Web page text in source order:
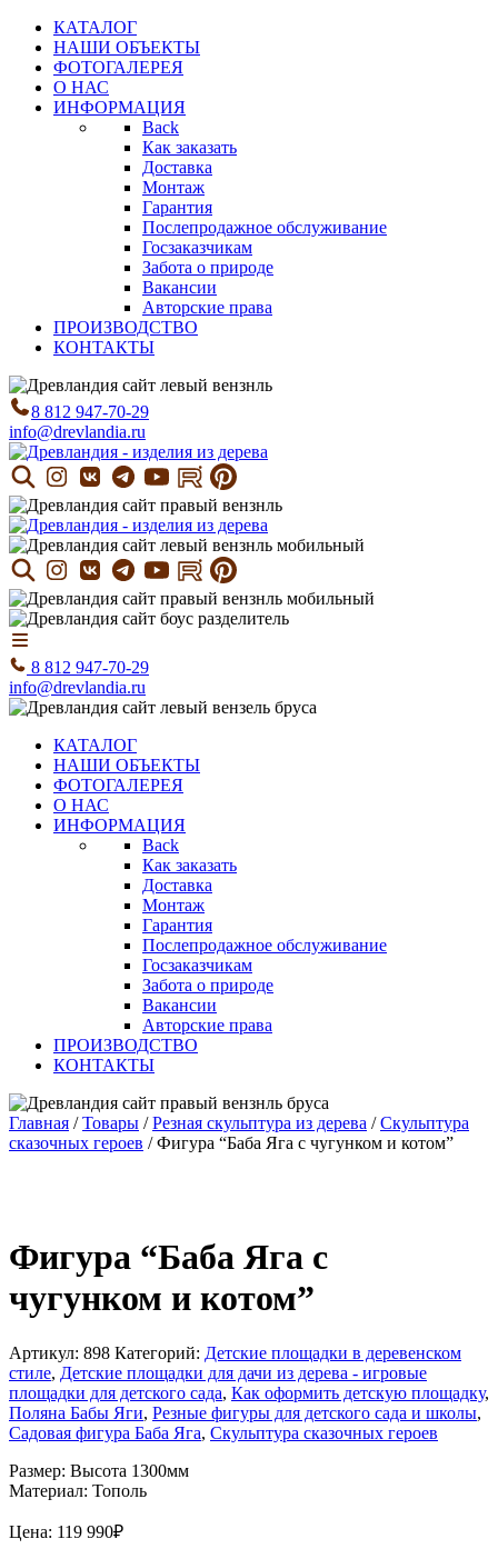
КАТАЛОГ
НАШИ ОБЪЕКТЫ
ФОТОГАЛЕРЕЯ
О НАС
ИНФОРМАЦИЯ
Back
Как заказать
Доставка
Монтаж
Гарантия
Послепродажное обслуживание
Госзаказчикам
Забота о природе
Вакансии
Авторские права
ПРОИЗВОДСТВО
КОНТАКТЫ
8 812 947-70-29
info@drevlandia.ru
8 812 947-70-29
info@drevlandia.ru
КАТАЛОГ
НАШИ ОБЪЕКТЫ
ФОТОГАЛЕРЕЯ
О НАС
ИНФОРМАЦИЯ
Back
Как заказать
Доставка
Монтаж
Гарантия
Послепродажное обслуживание
Госзаказчикам
Забота о природе
Вакансии
Авторские права
ПРОИЗВОДСТВО
КОНТАКТЫ
Главная /Товары /Резная скульптура из дерева /Скульптура
сказочных героев /Фигура “Баба Яга с чугунком и котом”
Фигура “Баба Яга с
чугунком и котом”
Артикул: 898 Категорий: Детские площадки в деревенском
стиле, Детские площадки для дачи из дерева - игровые
площадки для детского сада, Как оформить детскую площадку,
Поляна Бабы Яги, Резные фигуры для детского сада и школы,
Садовая фигура Баба Яга, Скульптура сказочных героев
Размер: Высота 1300мм
Материал: Тополь
Цена: 119 990₽